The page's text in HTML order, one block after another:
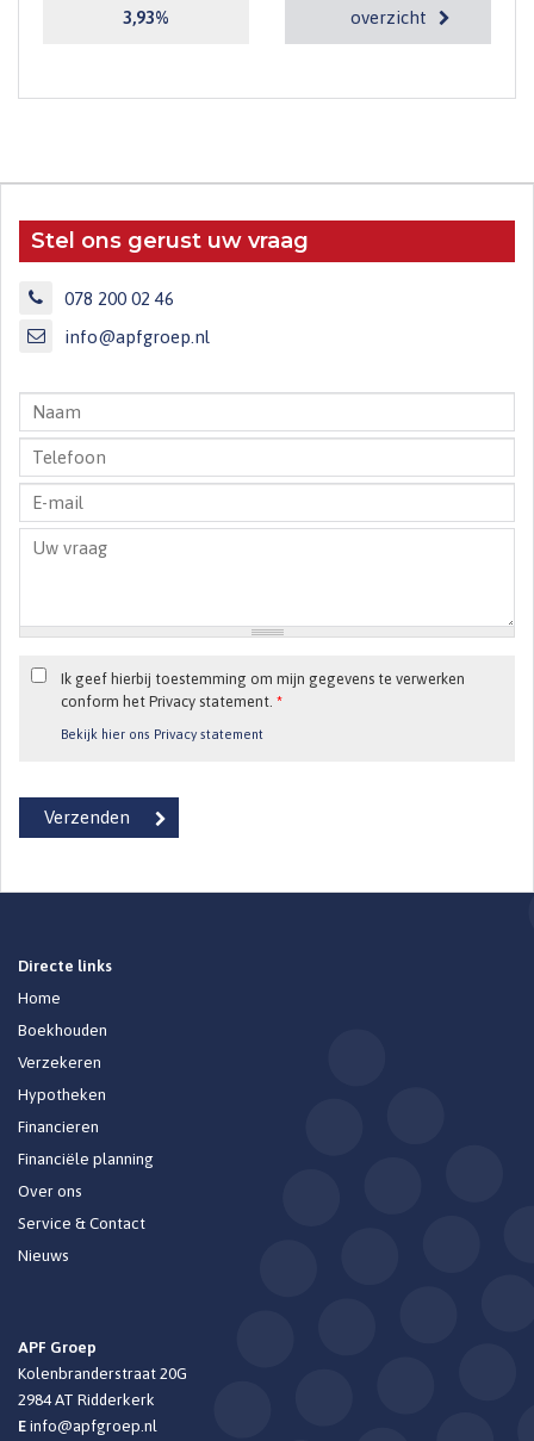
3,93%
overzicht
Stel ons gerust uw vraag
078 200 02 46
info@apfgroep.nl
Ik geef hierbij toestemming om mijn gegevens te verwerken
conform het Privacy statement. *
Bekijk hier ons Privacy statement
Directe links
Home
Boekhouden
Verzekeren
Hypotheken
Financieren
Financiële planning
Over ons
Service & Contact
Nieuws
APF Groep
Kolenbranderstraat 20G
2984 AT Ridderkerk
Einfo@apfgroep.nl